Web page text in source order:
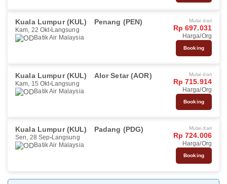
Kuala Lumpur (KUL) Penang (PEN)
Kam, 22 Okt Langsung
Batik Air Malaysia
Mulai dari
Rp 697.031
Harga/Org
Booking
Kuala Lumpur (KUL) Alor Setar (AOR)
Kam, 15 Okt Langsung
Batik Air Malaysia
Mulai dari
Rp 715.914
Harga/Org
Booking
Kuala Lumpur (KUL) Padang (PDG)
Sen, 28 Sep Langsung
Batik Air Malaysia
Mulai dari
Rp 724.006
Harga/Org
Booking